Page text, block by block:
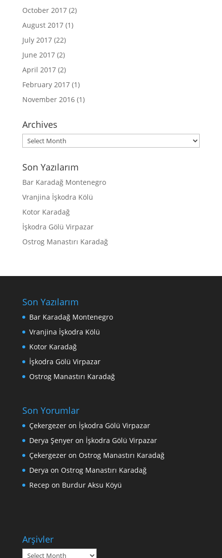
October 2017(2)
August 2017(1)
July 2017(22)
June 2017(2)
April 2017(2)
February 2017(1)
November 2016(1)
Archives
Archives
Son Yazılarım
Bar Karadağ Montenegro
Vranjina İşkodra Kölü
Kotor Karadağ
İşkodra Gölü Virpazar
Ostrog Manastırı Karadağ
Son Yazılarım
Bar Karadağ Montenegro
Vranjina İşkodra Kölü
Kotor Karadağ
İşkodra Gölü Virpazar
Ostrog Manastırı Karadağ
Son Yorumlar
Çekergezeron İşkodra Gölü Virpazar
Derya Şenyeron İşkodra Gölü Virpazar
Çekergezeron Ostrog Manastırı Karadağ
Derya on Ostrog Manastırı Karadağ
Recep on Burdur Aksu Köyü
Arşivler
Arşivler